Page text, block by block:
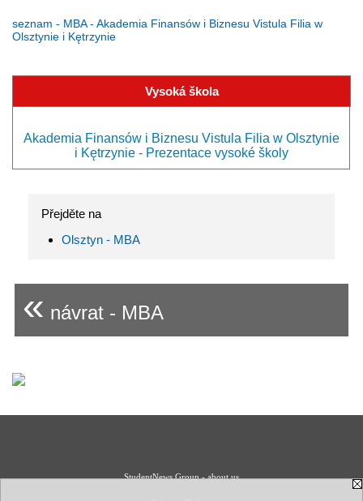
seznam - MBA - Akademia Finansów i Biznesu Vistula Filia w
Olsztynie i Kętrzynie
Vysoká škola
Akademia Finansów i Biznesu Vistula Filia w Olsztynie
i Kętrzynie - Prezentace vysoké školy
Přejděte na
Olsztyn - MBA
« návrat - MBA
StudentNews Group - about us